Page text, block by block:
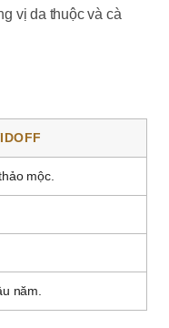
vị da thuộc và cà
mộc.
năm.